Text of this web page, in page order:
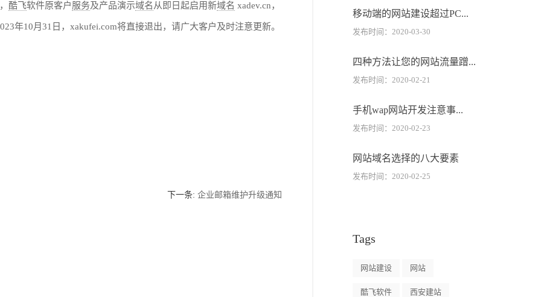
酷飞软件原客户服务及产品演示域名 从即日起启用新域名 xadev.cn，
年10月31日，xakufei.com将直接退出，请广大客户及时注意更新。
下一条: 企业邮箱维护升级通知
移动端的网站建设超过PC...
发布时间：2020-03-30
四种方法让您的网站流量蹭...
发布时间：2020-02-21
手机wap网站开发注意事...
发布时间：2020-02-23
网站域名选择的八大要素
发布时间：2020-02-25
Tags
网站建设 网站
酷飞软件 西安建站